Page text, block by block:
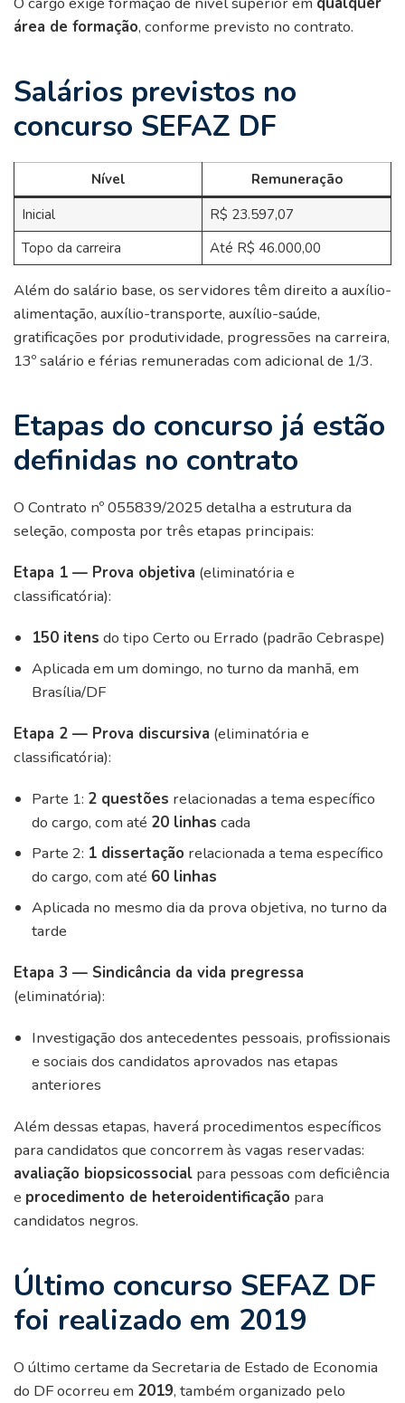
área de formação, conforme previsto no contrato.
Salários previstos no
concurso SEFAZ DF
Nível
Remuneração
Inicial
R$ 23.597,07
Topo da carreira
Até R$ 46.000,00
Além do salário base, os servidores têm direito a auxílio-
alimentação, auxílio-transporte, auxílio-saúde,
gratificações por produtividade, progressões na carreira,
13º salário e férias remuneradas com adicional de 1/3.
Etapas do concurso já estão
definidas no contrato
O Contrato nº 055839/2025 detalha a estrutura da
seleção, composta por três etapas principais:
Etapa 1 — Prova objetiva (eliminatória e
classificatória):
150 itens do tipo Certo ou Errado (padrão Cebraspe)
Aplicada em um domingo, no turno da manhã, em
Brasília/DF
Etapa 2 — Prova discursiva (eliminatória e
classificatória):
Parte 1: 2 questões relacionadas a tema específico
do cargo, com até 20 linhas cada
Parte 2: 1 dissertação relacionada a tema específico
do cargo, com até 60 linhas
Aplicada no mesmo dia da prova objetiva, no turno da
tarde
Etapa 3 — Sindicância da vida pregressa
(eliminatória):
Investigação dos antecedentes pessoais, profissionais
e sociais dos candidatos aprovados nas etapas
anteriores
Além dessas etapas, haverá procedimentos específicos
para candidatos que concorrem às vagas reservadas:
avaliação biopsicossocial para pessoas com deficiência
e procedimento de heteroidentificação para
candidatos negros.
Último concurso SEFAZ DF
foi realizado em 2019
O último certame da Secretaria de Estado de Economia
do DF ocorreu em 2019, também organizado pelo